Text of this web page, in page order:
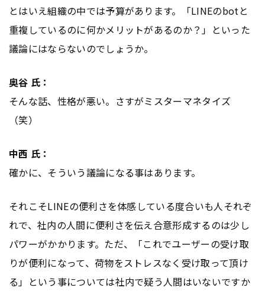
とはいえ組織の中では予算があります。「LINEのbotと
重複しているのに何かメリットがあるのか？」といった
議論にはならないのでしょうか。
奥谷 氏：
そんな話、性格が悪い。さすがミスターマネタイズ
（笑）
中西 氏：
確かに、そういう議論になる事はあります。
それこそLINEの便利さを体感している度合いも人それぞ
れで、社内の人間に便利さを伝え合意形成するのは少し
パワーがかかります。ただ、「これでユーザーの受け取
りが便利になって、荷物をストレスなく受け取って頂け
る」という事については社内で疑う人間はいないですか